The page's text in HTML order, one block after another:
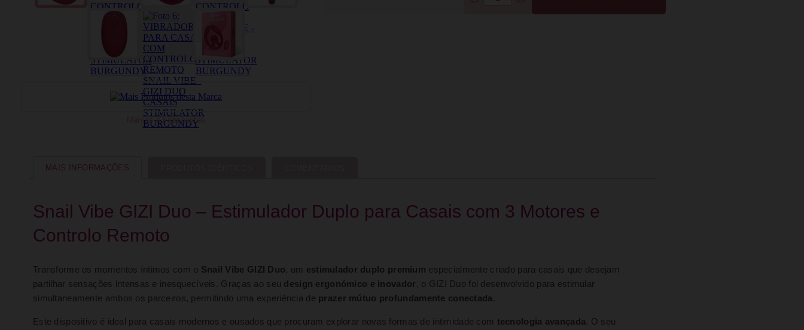
Marcas e Fabricantes
MAIS INFORMAÇÕES
Snail Vibe GIZI Duo – Estimulador Duplo para Casais com 3 Motores e
Controlo Remoto
Transforme os momentos íntimos com o Snail Vibe GIZI Duo, um estimulador duplo premium especialmente criado para casais que desejam
partilhar sensações intensas e inesquecíveis. Graças ao seu design ergonómico e inovador , o GIZI Duo foi desenvolvido para estimular
simultaneamente ambos os parceiros, permitindo uma experiência de prazer mútuo profundamente conectada
Este dispositivo é ideal para casais modernos e ousados que procuram explorar novas formas de intimidade com tecnologia avançada . O seu